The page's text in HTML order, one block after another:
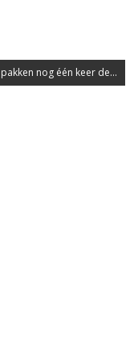
nog één keer de...